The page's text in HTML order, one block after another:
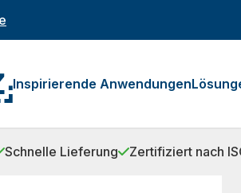
Inspirierende Anwendungen
Schnelle Lieferung Zertifiziert nach